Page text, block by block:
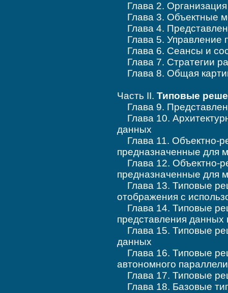
Глава 2.
Глава 3. Объектные
Глава 4.
Глава 5.
Глава 6. Сеансы и
Глава 7. Стратегии
Глава 8. Общая
Часть II. Типовые
Глава 9.
Глава 10.
данных
Глава 11. Объектно-
предназначенные для
Глава 12. Объектно-
предназначенные для
Глава 13. Типовые
отображения с
Глава 14. Типовые
представления данных
Глава 15. Типовые
данных
Глава 16. Типовые
автономного
Глава 17. Типовые
Глава 18. Базовые